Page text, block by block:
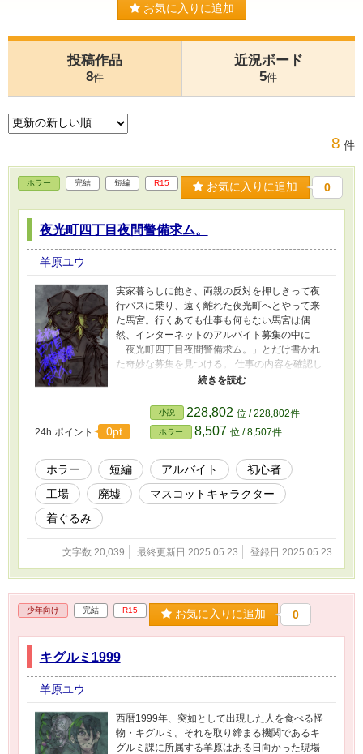
お気に入りに追加
投稿作品
8件
近況ボード
5件
8 件
ホラー 完結 短編 R15 お気に入りに追加 0
夜光町四丁目夜間警備求ム。
羊原ユウ
実家暮らしに飽き、両親の反対を押しきって夜
行バスに乗り、遠く離れた夜光町へとやって来
た馬宮。行くあても仕事も何もない馬宮は偶
然、インターネットのアルバイト募集の中に
「夜光町四丁目夜間警備求ム。」とだけ書かれ
た奇妙な募集を見つける。 仕事の内容を確認し
５日間で100万円という破格の報酬に目がくらん
担当者からは即採用。「今夜の見回りを手伝っ
てほしいので今からこちらにこれますか？」と
言われた馬宮が向かうと出迎えた担当者の仁礼
野は夜間警備のマニュアルなるものを出してき
て……。
24h.ポイント 0pt
小説 228,802 位 / 228,802件
ホラー 8,507 位 / 8,507件
ホラー 短編 アルバイト
初心者
工場
廃墟
マスコットキャラクター
着ぐるみ
文字数 20,039 最終更新日 2025.05.23 登録日 2025.05.23
少年向け 完結 R15 お気に入りに追加 0
キグルミ1999
羊原ユウ
西暦1999年、突如として出現した人を食べる怪
物・キグルミ。それを取り締まる機関であるキ
グルミ課に所属する羊原はある日向かった現場